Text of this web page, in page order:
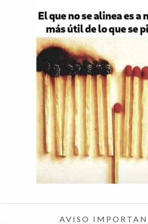
AVISO